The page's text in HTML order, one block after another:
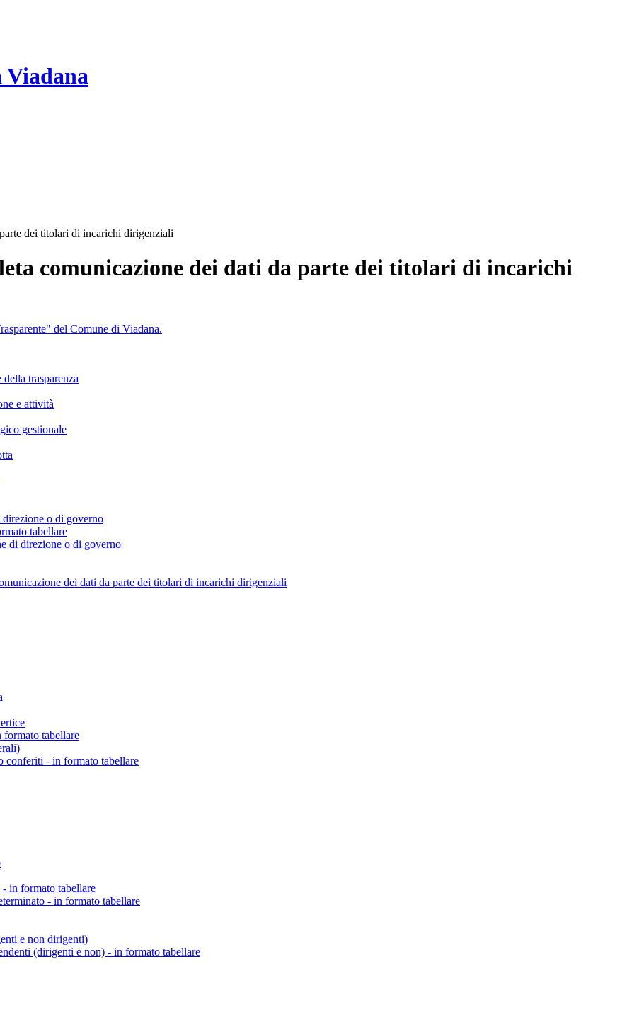
Viadana
dei titolari di incarichi dirigenziali
comunicazione dei dati da parte dei titolari di incarichi
del Comune di Viadana.
trasparenza
e attività
gestionale
o di governo
tabellare
di direzione o di governo
dei dati da parte dei titolari di incarichi dirigenziali
tabellare
conferiti - in formato tabellare
- in formato tabellare
- in formato tabellare
e non dirigenti)
(dirigenti e non) - in formato tabellare